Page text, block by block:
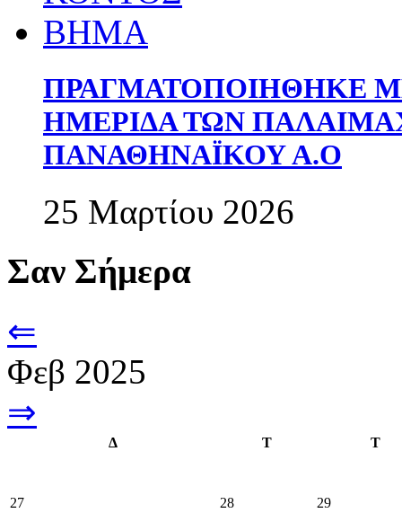
ΠΡΑΓΜΑΤΟΠΟΙΗΘΗΚΕ
ΗΜΕΡΙΔΑ ΤΩΝ
ΠΑΝΑΘΗΝΑΪΚΟΥ Α.Ο
25 Μαρτίου 2026
Σαν Σήμερα
⇐
Φεβ 2025
⇒
Δ Τ Τ
27 28 29